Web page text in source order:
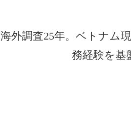
海外調査25年。ベトナム
務経験を基